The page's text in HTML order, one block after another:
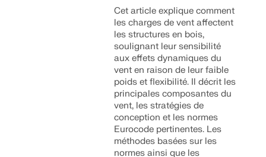
Cet article explique comment
les charges de vent affectent
les structures en bois,
soulignant leur sensibilité
aux effets dynamiques du
vent en raison de leur faible
poids et flexibilité. Il décrit les
principales composantes du
vent, les stratégies de
conception et les normes
Eurocode pertinentes. Les
méthodes basées sur les
normes ainsi que les